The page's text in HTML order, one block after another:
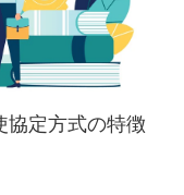
協定方式の特徴